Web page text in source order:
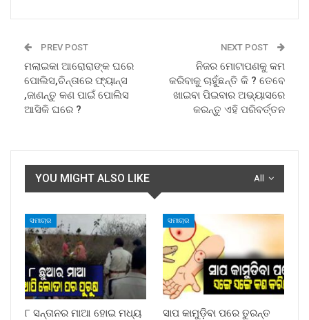
PREV POST
ମଲାଇକା ଆରୋରାଙ୍କ ଘରେ
ପୋଲିସ,ଚିନ୍ତାରେ ଫ୍ୟାନ୍ସ
,ଜାଣନ୍ତୁ କଣ ପାଇଁ ପୋଲିସ
ଆସିକି ଘରେ ?
NEXT POST
ନିଜର ମୋଟାପଣକୁ କମ
କରିବାକୁ ଚାହୁଁଛନ୍ତି କି ? ତେବେ
ଖାଇବା ପିଇବାର ଅଭ୍ୟାସରେ
କରନ୍ତୁ ଏହି ପରିବର୍ତ୍ତନ
All
YOU MIGHT ALSO LIKE
ସମାଚାର
୮ ସନ୍ତାନର ମାଆ ହୋଇ ମଧ୍ୟ
ସମାଚାର
ସାପ କାମୁଡ଼ିବା ପରେ ତୁରନ୍ତ